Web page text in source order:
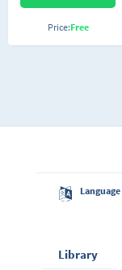
Price:Free
Language
Library